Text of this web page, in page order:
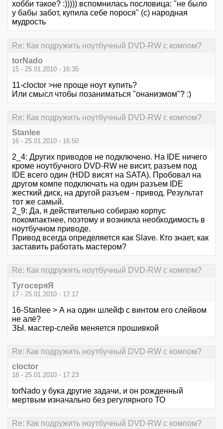
хобби такое? :))))) вспомнилась пословица: "не было
у бабы забот, купила себе порося" (с) народная
мудрость
Re: Как подружить ноутбучный DVD-RW с компом?
torNado
15 - 25.01.2010 - 16:35
11-cloctor >не проще ноут купить?
Или смысл чтобы позаниматься "онанизмом"? :)
Re: Как подружить ноутбучный DVD-RW с компом?
Stanlee
16 - 25.01.2010 - 16:50
2_4: Других приводов не подключено. На IDE ничего
кроме ноутбучного DVD-RW не висит, разъем под
IDE всего один (HDD висят на SATA). Пробовал на
другом компе подключать на один разъем IDE
жесткий диск, на другой разъем - привод. Результат
тот же самый.
2_9: Да, я действительно собираю корпус
покомпактнее, поэтому и возникла необходимость в
ноутбучном приводе.
Привод всегда определяется как Slave. Кто знает, как
заставить работать мастером?
Re: Как подружить ноутбучный DVD-RW с компом?
ТугосеряЯ
17 - 25.01.2010 - 17:17
16-Stanlee > А на один шлейф с винтом его слейвом
не алё?
ЗЫ. мастер-слейв меняется прошивкой
Re: Как подружить ноутбучный DVD-RW с компом?
cloctor
18 - 25.01.2010 - 17:23
torNado у бука другие задачи, и он рожденный
мертвым изначально без регулярного ТО
Re: Как подружить ноутбучный DVD-RW с компом?